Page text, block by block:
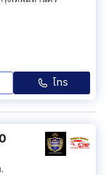
โทร